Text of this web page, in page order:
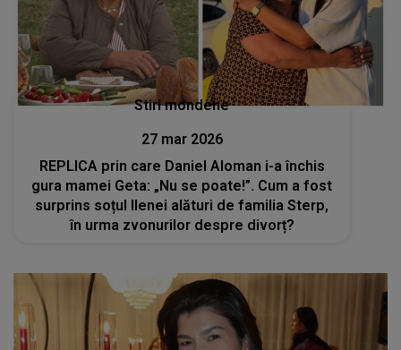
Stiri mondene
27 mar 2026
REPLICA prin care Daniel Aloman i-a închis
gura mamei Geta: „Nu se poate!”. Cum a fost
surprins soțul Ilenei alături de familia Sterp,
în urma zvonurilor despre divorț?